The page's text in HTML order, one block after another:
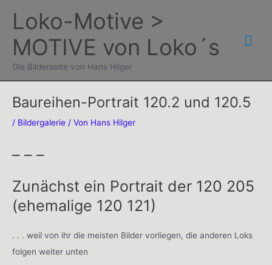
springen
Loko-Motive >
MOTIVE von Loko´s
Die Bilderseite von Hans Hilger
Baureihen-Portrait 120.2 und 120.5
/ Bildergalerie / Von Hans Hilger
– – –
Zunächst ein Portrait der 120 205
(ehemalige 120 121)
. . . weil von ihr die meisten Bilder vorliegen, die anderen Loks
folgen weiter unten